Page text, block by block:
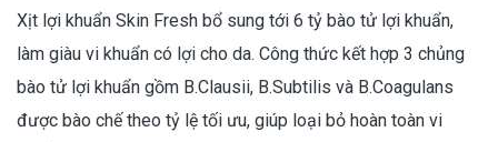
Xịt lợi khuẩn Skin Fresh bổ sung tới 6 tỷ bào tử lợi khuẩn,
làm giàu vi khuẩn có lợi cho da. Công thức kết hợp 3 chủng
bào tử lợi khuẩn gồm B.Clausii, B.Subtilis và B.Coagulans
được bào chế theo tỷ lệ tối ưu, giúp loại bỏ hoàn toàn vi